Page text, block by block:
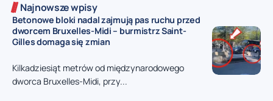
Najnowsze wpisy
Betonowe bloki nadal zajmują pas ruchu przed
dworcem Bruxelles-Midi – burmistrz Saint-
Gilles domaga się zmian
Kilkadziesiąt metrów od międzynarodowego
dworca Bruxelles-Midi, przy...